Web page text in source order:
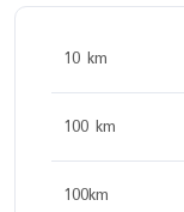
10 km
100 km
100km